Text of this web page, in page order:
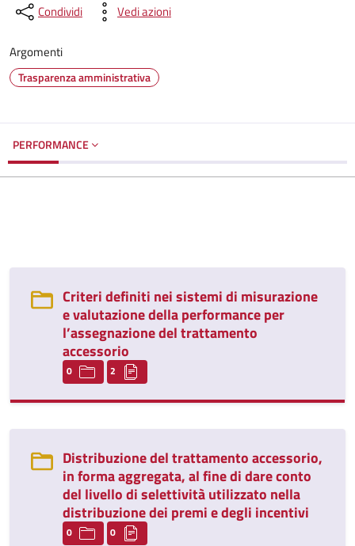
Condividi Vedi azioni
Argomenti
Trasparenza amministrativa
PERFORMANCE
Criteri definiti nei sistemi di misurazione
e valutazione della performance per
l’assegnazione del trattamento
accessorio
0 2
Distribuzione del trattamento accessorio,
in forma aggregata, al fine di dare conto
del livello di selettività utilizzato nella
distribuzione dei premi e degli incentivi
0 0